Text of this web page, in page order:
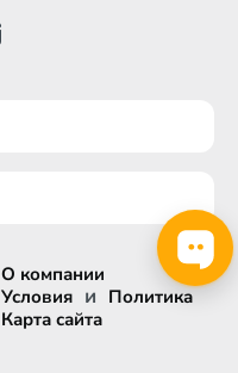
О компании
Условия и Политика
Карта сайта